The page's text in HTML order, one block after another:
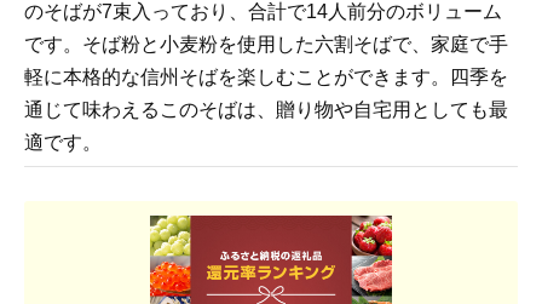
のそばが7束入っており、合計で14人前分のボリューム
です。そば粉と小麦粉を使用した六割そばで、家庭で手
軽に本格的な信州そばを楽しむことができます。四季を
通じて味わえるこのそばは、贈り物や自宅用としても最
適です。